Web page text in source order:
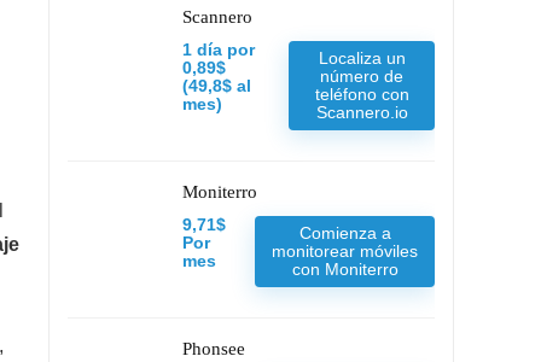
Scannero
1 día por
0,89$
(49,8$ al
mes)
Localiza un
número de
teléfono con
Scannero.io
Moniterro
9,71$
Por
mes
Comienza a
monitorear móviles
con Moniterro
Phonsee